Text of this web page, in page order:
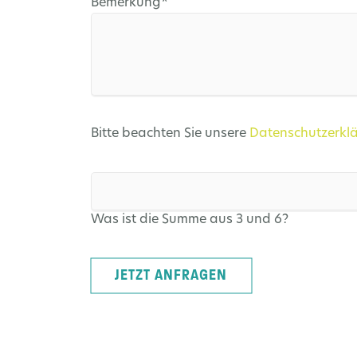
Pflichtfeld
Bemerkung*
Bitte beachten Sie unsere
Was ist die Summe aus 3 und 6?
JETZT ANFRAGEN